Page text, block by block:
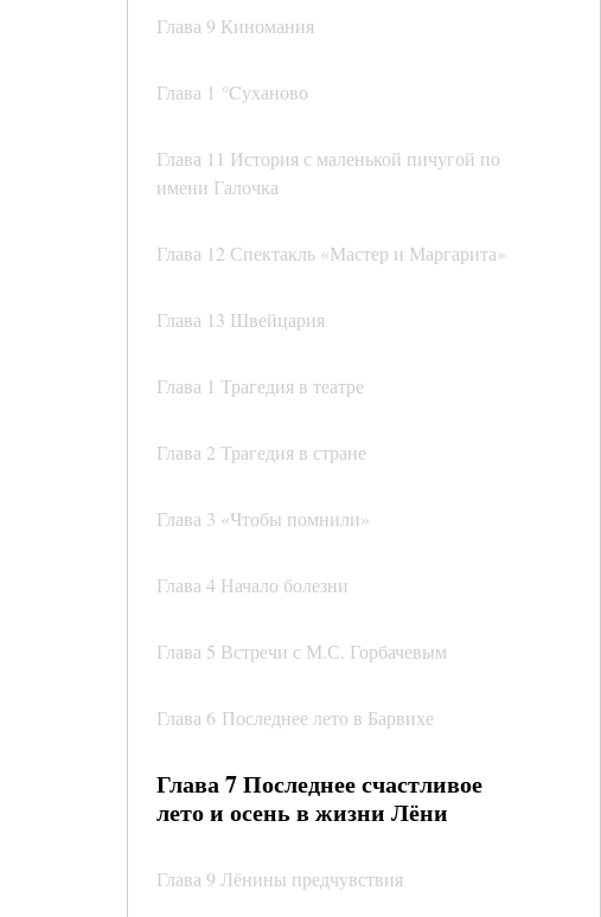
Глава 9 Киномания
Глава 1 °Cуханово
Глава 11 История с маленькой пичугой по
имени Галочка
Глава 12 Спектакль «Мастер и Маргарита»
Глава 13 Швейцария
Глава 1 Трагедия в театре
Глава 2 Трагедия в стране
Глава 3 «Чтобы помнили»
Глава 4 Начало болезни
Глава 5 Встречи с М.С. Горбачевым
Глава 6 Последнее лето в Барвихе
Глава 7 Последнее счастливое
лето и осень в жизни Лёни
Глава 9 Лёнины предчувствия